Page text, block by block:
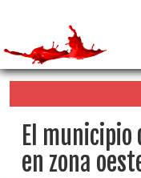
El
en zona